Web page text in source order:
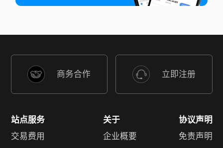
商务合作 立即注册
站点服务
交易费用
关于
企业概要
协议声明
免责声明